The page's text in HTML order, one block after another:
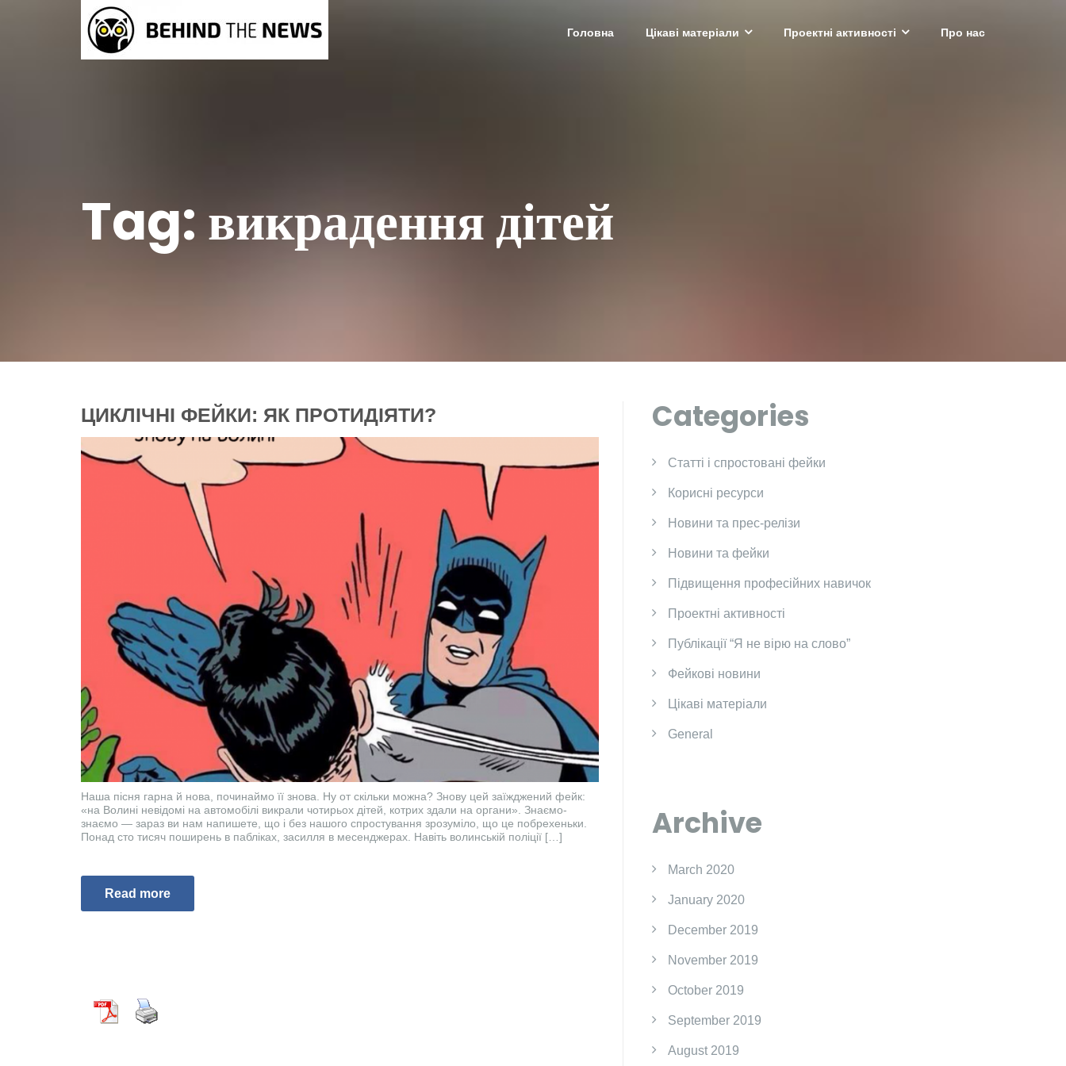
Головна Цікаві матеріали Проектні активності Про нас
Tag:викрадення дітей
ЦИКЛІЧНІ ФЕЙКИ: ЯК ПРОТИДІЯТИ?
Наша пісня гарна й нова, починаймо її знова. Ну от скільки можна? Знову цей заїжджений фейк:
«на Волині невідомі на автомобілі викрали чотирьох дітей, котрих здали на органи». Знаємо-
знаємо — зараз ви нам напишете, що і без нашого спростування зрозуміло, що це побрехеньки.
Понад сто тисяч поширень в пабліках, засилля в месенджерах. Навіть волинській поліції […]
Read more
Categories
Cтатті і спростовані фейки
Корисні ресурси
Новини та прес-релізи
Новини та фейки
Підвищення професійних навичок
Проектні активності
Публікації “Я не вірю на слово”
Фейкові новини
Цікаві матеріали
General
Archive
March 2020
January 2020
December 2019
November 2019
October 2019
September 2019
August 2019